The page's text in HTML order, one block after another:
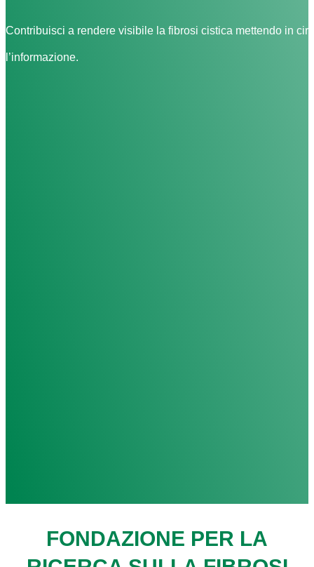
Contribuisci a rendere visibile la fibrosi cistica mettendo in
l’informazione.
FONDAZIONE PER LA